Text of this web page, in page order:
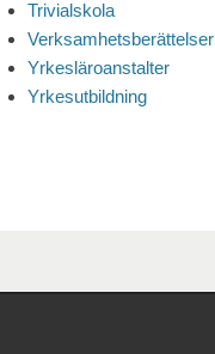
Trivialskola
Verksamhetsberättelser
Yrkesläroanstalter
Yrkesutbildning